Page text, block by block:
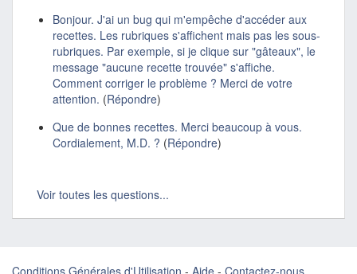
Bonjour. J'ai un bug qui m'empêche d'accéder aux
recettes. Les rubriques s'affichent mais pas les sous-
rubriques. Par exemple, si je clique sur "gâteaux", le
message "aucune recette trouvée" s'affiche.
Comment corriger le problème ? Merci de votre
attention. (Répondre)
Que de bonnes recettes. Merci beaucoup à vous.
Cordialement, M.D. ? (Répondre)
Voir toutes les questions...
Conditions Générales d'Utilisation - Aide - Contactez-nous